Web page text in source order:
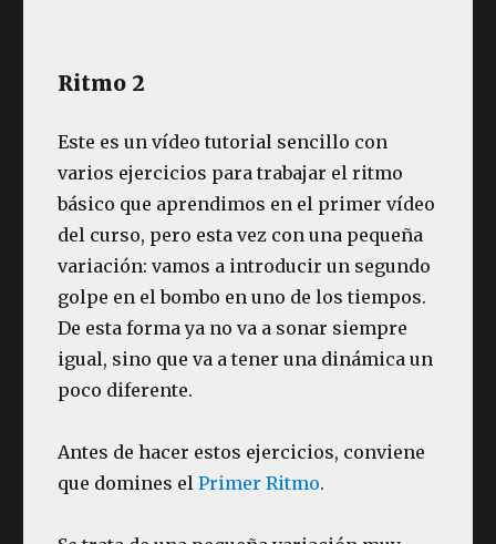
Ritmo 2
Este es un vídeo tutorial sencillo con
varios ejercicios para trabajar el ritmo
básico que aprendimos en el primer vídeo
del curso, pero esta vez con una pequeña
variación: vamos a introducir un segundo
golpe en el bombo en uno de los tiempos.
De esta forma ya no va a sonar siempre
igual, sino que va a tener una dinámica un
poco diferente.
Antes de hacer estos ejercicios, conviene
que domines elPrimer Ritmo.